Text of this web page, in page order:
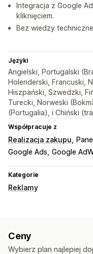
Integracja z Google
kliknięciem.
Bez wiedzy
Języki
Angielski, Portugalski
Holenderski, Francuski,
Hiszpański, Szwedzki,
Turecki, Norweski
(Portugalia), i Chiński
Współpracuje z
Realizacja zakupu
Google Ads Google
Kategorie
Reklamy
Niestandardowe grupy
Oparte na wydarzeniu
Ceny
Wybierz plan najlepiej